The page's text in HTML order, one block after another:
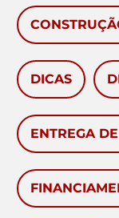
DICAS
ENTREGA